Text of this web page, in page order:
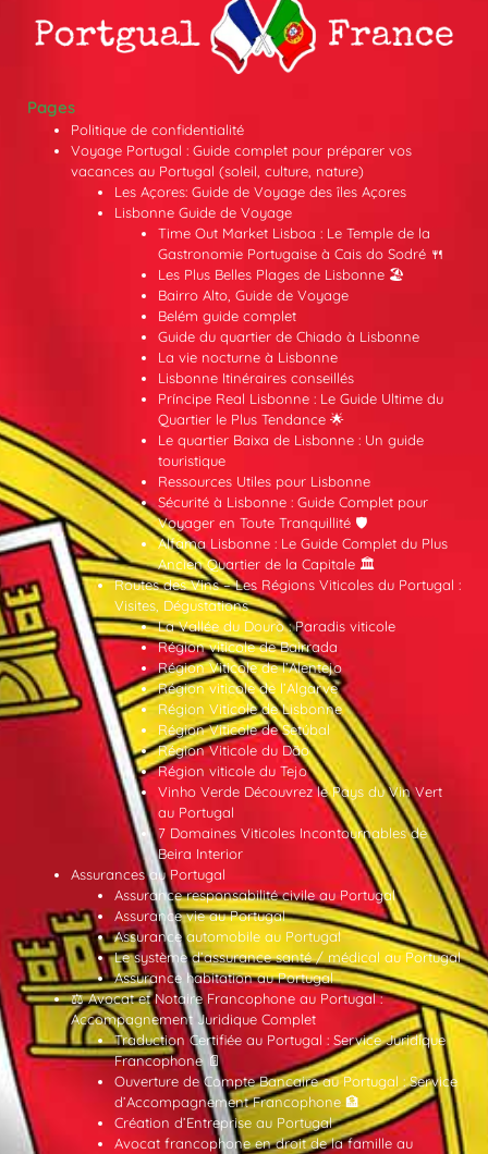
Pages
Politique de confidentialité
Voyage Portugal : Guide complet pour préparer vos
vacances au Portugal (soleil, culture, nature)
Les Açores: Guide de Voyage des îles Açores
Lisbonne Guide de Voyage
Time Out Market Lisboa : Le Temple de la
Gastronomie Portugaise à Cais do Sodré 🍴
Les Plus Belles Plages de Lisbonne 🏖️
Bairro Alto, Guide de Voyage
Belém guide complet
Guide du quartier de Chiado à Lisbonne
La vie nocturne à Lisbonne
Lisbonne Itinéraires conseillés
Príncipe Real Lisbonne : Le Guide Ultime du
Quartier le Plus Tendance 🌟
Le quartier Baixa de Lisbonne : Un guide
touristique
Ressources Utiles pour Lisbonne
Sécurité à Lisbonne : Guide Complet pour
Voyager en Toute Tranquillité 🛡️
Alfama Lisbonne : Le Guide Complet du Plus
Ancien Quartier de la Capitale 🏛️
Routes des Vins – Les Régions Viticoles du Portugal :
Visites, Dégustations
La Vallée du Douro : Paradis viticole
Région viticole de Bairrada
Région Viticole de l’Alentejo
Région viticole de l’Algarve
Région Viticole de Lisbonne
Région Viticole de Setúbal
Région Viticole du Dão
Région viticole du Tejo
Vinho Verde Découvrez le Pays du Vin Vert
au Portugal
7 Domaines Viticoles Incontournables de
Beira Interior
Assurances au Portugal
Assurance responsabilité civile au Portugal
Assurance vie au Portugal
Assurance automobile au Portugal
Le système d’assurance santé / médical au Portugal
Assurance habitation au Portugal
⚖️ Avocat et Notaire Francophone au Portugal :
Accompagnement Juridique Complet
Traduction Certifiée au Portugal : Service Juridique
Francophone 📄
Ouverture de Compte Bancaire au Portugal : Service
d’Accompagnement Francophone 🏦
Création d’Entreprise au Portugal
Avocat francophone en droit de la famille au